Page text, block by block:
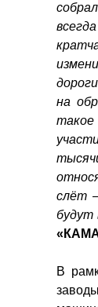
на
слёт
будут
В